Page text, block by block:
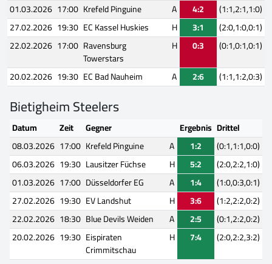
01.03.2026 17:00 Krefeld Pinguine A 4:2
(1:1,2:1,1:0)
27.02.2026 19:30 EC Kassel Huskies H 3:1
(2:0,1:0,0:1)
22.02.2026 17:00 Ravensburg
Towerstars
H 0:3
(0:1,0:1,0:1)
20.02.2026 19:30 EC Bad Nauheim A 2:6 (1:1,1:2,0:3)
Bietigheim Steelers
Datum Zeit Gegner Ergebnis Drittel
08.03.2026 17:00 Krefeld Pinguine A 1:2
(0:1,1:1,0:0)
06.03.2026 19:30 Lausitzer Füchse H 5:2
(2:0,2:2,1:0)
01.03.2026 17:00 Düsseldorfer EG A 1:4
(1:0,0:3,0:1)
27.02.2026 19:30 EV Landshut H 3:6
(1:2,2:2,0:2)
22.02.2026 18:30 Blue Devils Weiden A 2:5
(0:1,2:2,0:2)
20.02.2026 19:30 Eispiraten
Crimmitschau
H 7:4 (2:0,2:2,3:2)